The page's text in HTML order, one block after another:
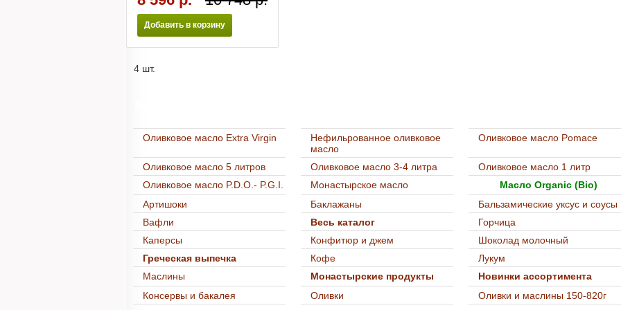
Добавить в корзину
4 шт.
Оливковое масло Extra Virgin
Нефильрованное оливковое
масло
Оливковое масло Pomace
Оливковое масло 5 литров Оливковое масло 3-4 литра
Оливковое масло 1 литр
Оливковое масло P.D.O.- P.G.I.
Монастырское масло
Масло Organic (Bio)
Артишоки
Баклажаны
Бальзамические уксус и соусы
Вафли
Весь каталог
Горчица
Каперсы
Конфитюр и джем
Шоколад молочный
Греческая выпечка
Кофе
Лукум
Маслины
Монастырские продукты
Новинки ассортимента
Консервы и бакалея
Оливки
Оливки и маслины 150-820г